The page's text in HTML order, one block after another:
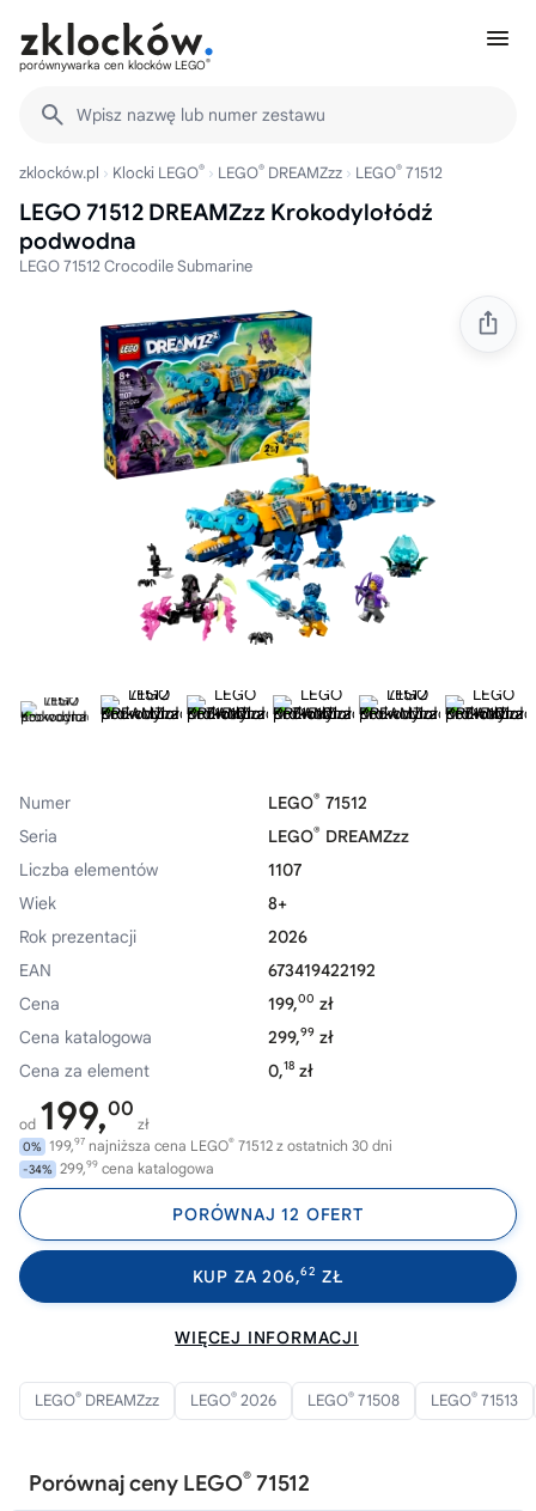
porównywarka cen klocków LEGO®
Wpisz nazwę lub numer zestawu
zklocków.pl Klocki LEGO® LEGO® DREAMZzz LEGO® 71512
LEGO 71512 DREAMZzz Krokodylołódź
podwodna
LEGO 71512 Crocodile Submarine
Numer LEGO® 71512
Seria
LEGO® DREAMZzz
Liczba elementów
1107
Wiek
8+
Rok prezentacji
2026
EAN
673419422192
Cena
199,00 zł
Cena katalogowa
299,99 zł
Cena za element
0,18 zł
od 199,00
zł
0% 199,97 najniższa cena LEGO® 71512 z ostatnich 30 dni
-34% 299,99 cena katalogowa
PORÓWNAJ 12 OFERT
KUP ZA 206,62 ZŁ
WIĘCEJ INFORMACJI
LEGO® DREAMZzz LEGO® 2026 LEGO® 71508 LEGO® 71513
Porównaj ceny LEGO® 71512